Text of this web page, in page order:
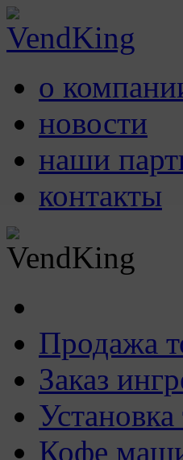
о
новости
наши
контакты
Продажа
Заказ
Кофе